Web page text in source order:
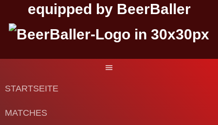
equipped by BeerBaller
STARTSEITE
MATCHES